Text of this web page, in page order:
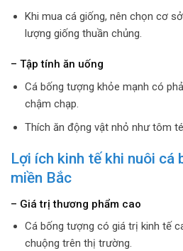
Khi mua cá giống, nên chọn cơ
lượng giống thuần chủng.
– Tập tính ăn uống
Cá bống tượng khỏe mạnh có
chậm chạp.
Thích ăn động vật nhỏ như tôm
Lợi ích kinh tế khi nuôi cá
miền Bắc
– Giá trị thương phẩm cao
Cá bống tượng có giá trị kinh tế
chuộng trên thị trường.